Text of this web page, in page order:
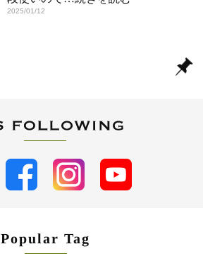
2025/01/12
Popular Tag